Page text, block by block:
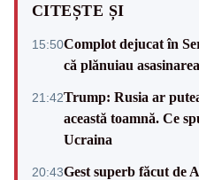
CITEȘTE ȘI
15:50Complot dejucat în
că plănuiau
21:42Trump: Rusia ar
această toamnă. Ce
Ucraina
20:43Gest superb făcut de